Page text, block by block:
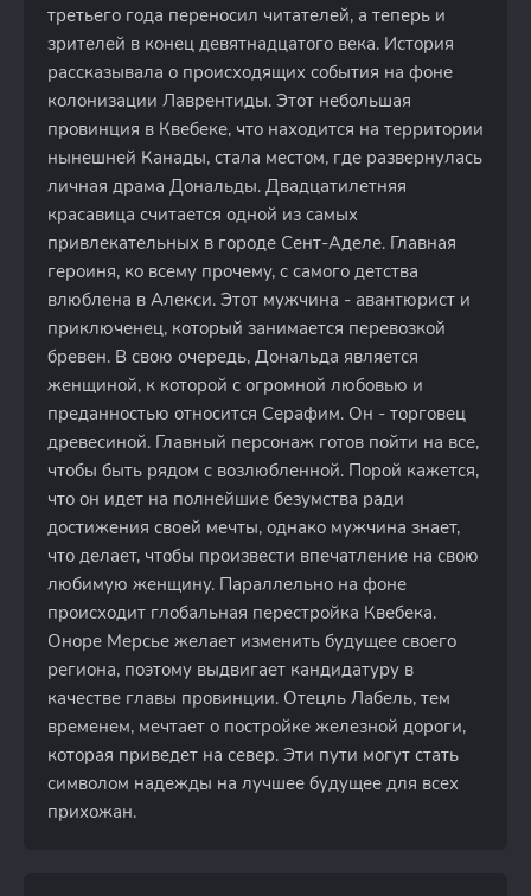
третьего года переносил читателей, а теперь и
зрителей в конец девятнадцатого века. История
рассказывала о происходящих события на фоне
колонизации Лаврентиды. Этот небольшая
провинция в Квебеке, что находится на территории
нынешней Канады, стала местом, где развернулась
личная драма Дональды. Двадцатилетняя
красавица считается одной из самых
привлекательных в городе Сент-Аделе. Главная
героиня, ко всему прочему, с самого детства
влюблена в Алекси. Этот мужчина - авантюрист и
приключенец, который занимается перевозкой
бревен. В свою очередь, Дональда является
женщиной, к которой с огромной любовью и
преданностью относится Серафим. Он - торговец
древесиной. Главный персонаж готов пойти на все,
чтобы быть рядом с возлюбленной. Порой кажется,
что он идет на полнейшие безумства ради
достижения своей мечты, однако мужчина знает,
что делает, чтобы произвести впечатление на свою
любимую женщину. Параллельно на фоне
происходит глобальная перестройка Квебека.
Оноре Мерсье желает изменить будущее своего
региона, поэтому выдвигает кандидатуру в
качестве главы провинции. Отецль Лабель, тем
временем, мечтает о постройке железной дороги,
которая приведет на север. Эти пути могут стать
символом надежды на лучшее будущее для всех
прихожан.